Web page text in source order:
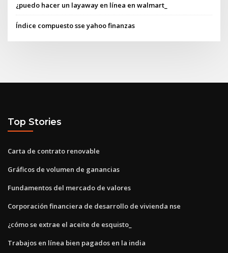
¿puedo hacer un layaway en línea en walmart_
Índice compuesto sse yahoo finanzas
Top Stories
Carta de contrato renovable
Gráficos de volumen de ganancias
Fundamentos del mercado de valores
Corporación financiera de desarrollo de vivienda nse
¿cómo se extrae el aceite de esquisto_
Trabajos en línea bien pagados en la india